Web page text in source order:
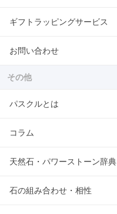
ギフトラッピングサービス
お問い合わせ
その他
パスクルとは
コラム
天然石・パワーストーン辞典
石の組み合わせ・相性